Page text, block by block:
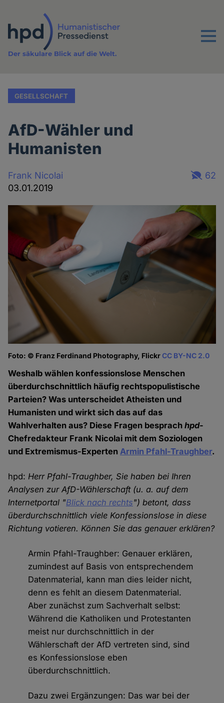
Inhalt
Menu
Der säkulare Blick auf die Welt.
GESELLSCHAFT
AfD-Wähler und
Humanisten
Frank Nicolai
03.01.2019
62
Foto: © Franz Ferdinand Photography, FlickrCC BY-NC 2.0
Weshalb wählen konfessionslose Menschen
überdurchschnittlich häufig rechtspopulistische
Parteien? Was unterscheidet Atheisten und
Humanisten und wirkt sich das auf das
Wahlverhalten aus? Diese Fragen besprachhpd-
Chefredakteur Frank Nicolai mit dem Soziologen
und Extremismus-ExpertenArmin Pfahl-Traughber.
hpd:Herr Pfahl-Traughber, Sie haben bei Ihren
Analysen zur AfD-Wählerschaft (u. a. auf dem
Internetportal "Blick nach rechts") betont, dass
überdurchschnittlich viele Konfessionslose in diese
Richtung votieren. Können Sie das genauer erklären?
Armin Pfahl-Traughber: Genauer erklären,
zumindest auf Basis von entsprechendem
Datenmaterial, kann man dies leider nicht,
denn es fehlt an diesem Datenmaterial.
Aber zunächst zum Sachverhalt selbst:
Während die Katholiken und Protestanten
meist nur durchschnittlich in der
Wählerschaft der AfD vertreten sind, sind
es Konfessionslose eben
überdurchschnittlich.
Dazu zwei Ergänzungen: Das war bei der